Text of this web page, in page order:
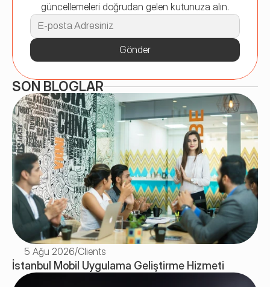
güncellemeleri doğrudan gelen kutunuza alın.
Gönder
SON BLOGLAR
5 Ağu 2026/Clients
İstanbul Mobil Uygulama Geliştirme Hizmeti